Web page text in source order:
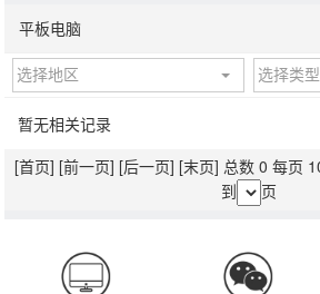
平板电脑
选择地区 选择类型
暂无相关记录
[首页] [前一页] [后一页] [末页] 总数 0 每页
到
页